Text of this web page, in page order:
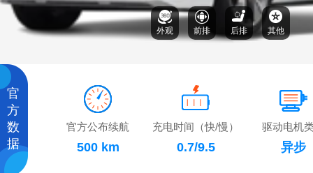
外观 前排 后排 其他
官
方
数
据
官方公布续航
500 km
充电时间（快/慢）
0.7/9.5
驱动电机
异步